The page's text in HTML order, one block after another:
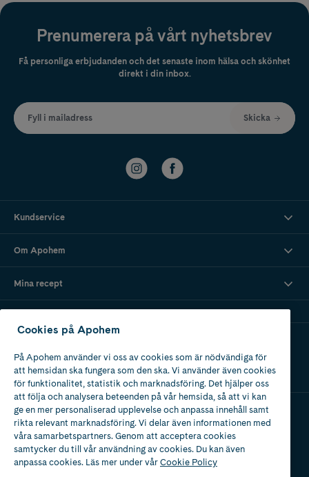
Prenumerera på vårt nyhetsbrev
Få personliga erbjudanden och det senaste inom hälsa och skönhet
direkt i din inbox.
Fyll i mailadress Skicka
Kundservice
Om Apohem
Mina recept
Apotek med tillstånd
av Läkemedelsverket
Cookies på Apohem
På Apohem använder vi oss av cookies som är nödvändiga för
att hemsidan ska fungera som den ska. Vi använder även cookies
för funktionalitet, statistik och marknadsföring. Det hjälper oss
att följa och analysera beteenden på vår hemsida, så att vi kan
ge en mer personaliserad upplevelse och anpassa innehåll samt
rikta relevant marknadsföring. Vi delar även informationen med
våra samarbetspartners. Genom att acceptera cookies
samtycker du till vår användning av cookies. Du kan även
anpassa cookies. Läs mer under vårCookie Policy